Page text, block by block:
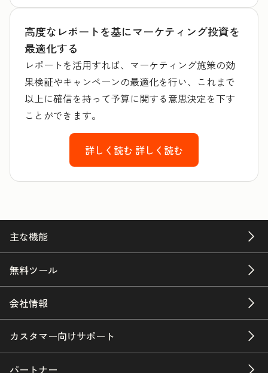
高度なレポートを基にマーケティング投資を
最適化する
レポートを活用すれば、マーケティング施策の効
果検証やキャンペーンの最適化を行い、これまで
以上に確信を持って予算に関する意思決定を下す
ことができます。
詳しく読む 詳しく読む
主な機能
無料ツール
会社情報
カスタマー向けサポート
パートナー